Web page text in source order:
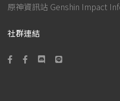
原神資訊站 Genshin Impact
社群連結